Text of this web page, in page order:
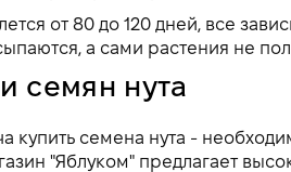
от 80 до 120 дней, все
а сами растения не
семян нута
купить семена нута -
"Яблуком" предлагает